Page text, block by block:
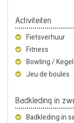
Activiteiten
Fietsverhuur
Fitness
Bowling /
Jeu de boules
Badkleding in
Badkleding in